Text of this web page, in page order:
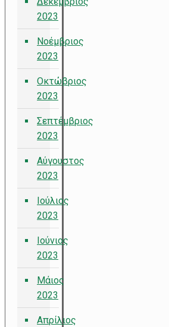
2023
Νοέμβριος
2023
Οκτώβριος
2023
Σεπτέμβριος
2023
Αύγουστος
2023
Ιούλιος
2023
Ιούνιος
2023
Μάιος
2023
Απρίλιος